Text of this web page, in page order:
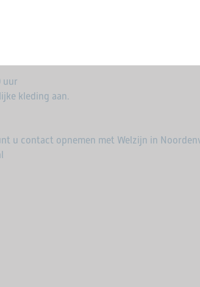
een ontmoetingsplein en gastsprekers
hele dag inlopen.
Borglaan 7, 9301 ZE in Roden
uur
kleding aan.
u contact opnemen met Welzijn in